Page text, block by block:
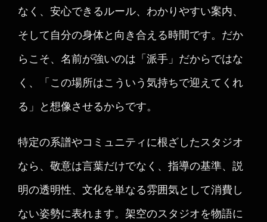
なく、安心できるルール、わかりやすい案内、
そして自分の身体と向き合える時間です。だか
らこそ、名前が強いのは「派手」だからではな
く、「この場所はこういう気持ちで迎えてくれ
る」と想像させるからです。
特定の系譜やコミュニティに根ざしたスタジオ
なら、敬意は言葉だけでなく、指導の基準、説
明の透明性、文化を単なる雰囲気として消費し
ない姿勢に表れます。架空のスタジオを物語に